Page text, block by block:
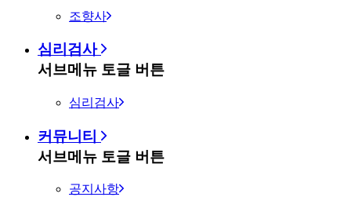
조향사
심리검사
서브메뉴 토글 버튼
심리검사
커뮤니티
서브메뉴 토글 버튼
공지사항